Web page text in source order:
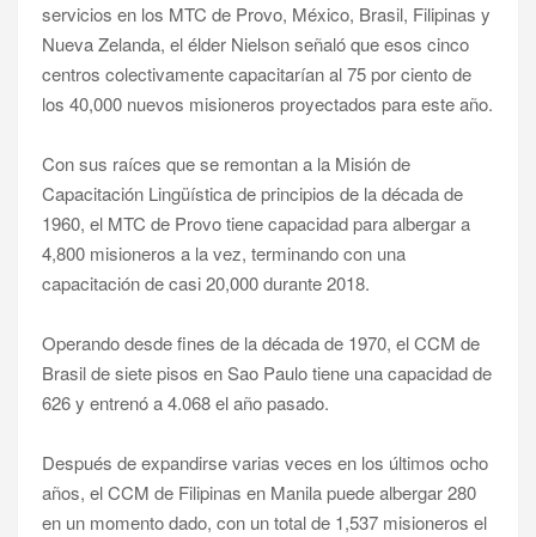
servicios en los MTC de Provo, México, Brasil, Filipinas y
Nueva Zelanda, el élder Nielson señaló que esos cinco
centros colectivamente capacitarían al 75 por ciento de
los 40,000 nuevos misioneros proyectados para este año.
Con sus raíces que se remontan a la Misión de
Capacitación Lingüística de principios de la década de
1960, el MTC de Provo tiene capacidad para albergar a
4,800 misioneros a la vez, terminando con una
capacitación de casi 20,000 durante 2018.
Operando desde fines de la década de 1970, el CCM de
Brasil de siete pisos en Sao Paulo tiene una capacidad de
626 y entrenó a 4.068 el año pasado.
Después de expandirse varias veces en los últimos ocho
años, el CCM de Filipinas en Manila puede albergar 280
en un momento dado, con un total de 1,537 misioneros el